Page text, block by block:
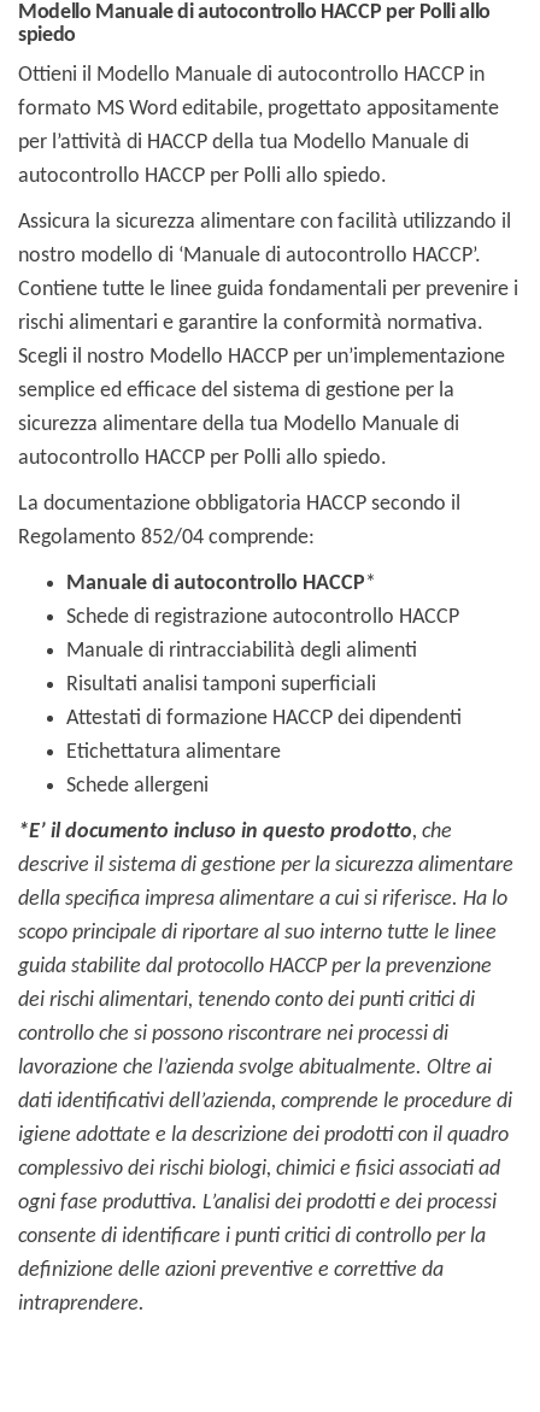
Modello Manuale di autocontrollo HACCP per Polli allo
spiedo
Ottieni il Modello Manuale di autocontrollo HACCP in
formato MS Word editabile, progettato appositamente
per l’attività di HACCP della tua Modello Manuale di
autocontrollo HACCP per Polli allo spiedo.
Assicura la sicurezza alimentare con facilità utilizzando il
nostro modello di ‘Manuale di autocontrollo HACCP’.
Contiene tutte le linee guida fondamentali per prevenire i
rischi alimentari e garantire la conformità normativa.
Scegli il nostro Modello HACCP per un’implementazione
semplice ed efficace del sistema di gestione per la
sicurezza alimentare della tua Modello Manuale di
autocontrollo HACCP per Polli allo spiedo.
La documentazione obbligatoria HACCP secondo il
Regolamento 852/04 comprende:
Manuale di autocontrollo HACCP*
Schede di registrazione autocontrollo HACCP
Manuale di rintracciabilità degli alimenti
Risultati analisi tamponi superficiali
Attestati di formazione HACCP dei dipendenti
Etichettatura alimentare
Schede allergeni
*E’ il documento incluso in questo prodotto, che
descrive il sistema di gestione per la sicurezza alimentare
della specifica impresa alimentare a cui si riferisce. Ha lo
scopo principale di riportare al suo interno tutte le linee
guida stabilite dal protocollo HACCP per la prevenzione
dei rischi alimentari, tenendo conto dei punti critici di
controllo che si possono riscontrare nei processi di
lavorazione che l’azienda svolge abitualmente. Oltre ai
dati identificativi dell’azienda, comprende le procedure di
igiene adottate e la descrizione dei prodotti con il quadro
complessivo dei rischi biologi, chimici e fisici associati ad
ogni fase produttiva. L’analisi dei prodotti e dei processi
consente di identificare i punti critici di controllo per la
definizione delle azioni preventive e correttive da
intraprendere.